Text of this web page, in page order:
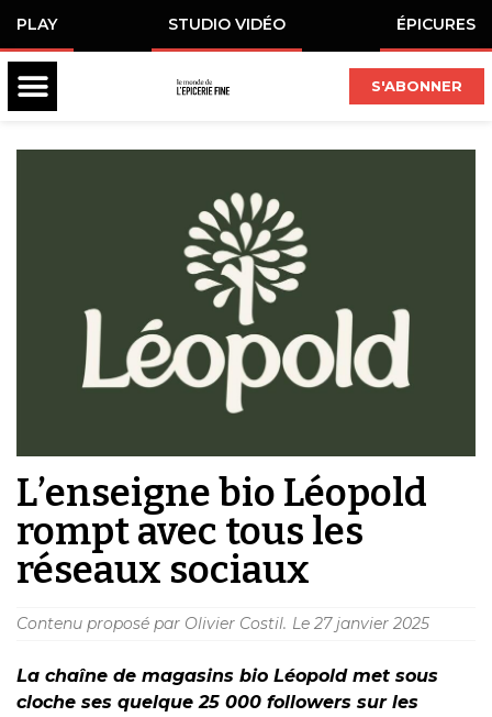
PLAY STUDIO VIDÉO ÉPICURES
S'ABONNER
L’enseigne bio Léopold
rompt avec tous les
réseaux sociaux
Contenu proposé par Olivier Costil. Le 27 janvier 2025
La chaîne de magasins bio Léopold met sous
cloche ses quelque 25 000 followers sur les